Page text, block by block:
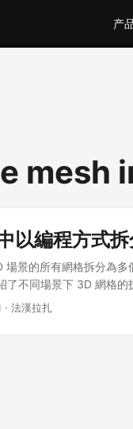
产
mesh
以編程方式
場景的所有網格拆分為
了不同場景下 3D 網格的
· 法漢拉扎